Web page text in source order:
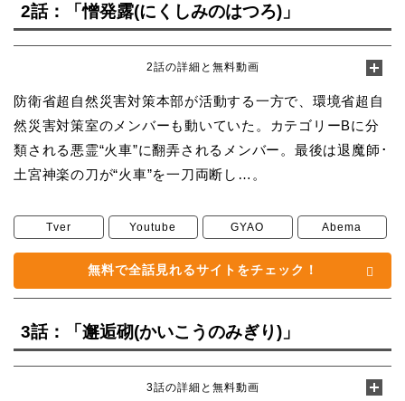
2話：「憎発露(にくしみのはつろ)」
2話の詳細と無料動画
防衛省超自然災害対策本部が活動する一方で、環境省超自
然災害対策室のメンバーも動いていた。カテゴリーBに分
類される悪霊“火車”に翻弄されるメンバー。最後は退魔師･
土宮神楽の刀が“火車”を一刀両断し…。
Tver Youtube GYAO Abema
無料で全話見れるサイトをチェック！
3話：「邂逅砌(かいこうのみぎり)」
3話の詳細と無料動画